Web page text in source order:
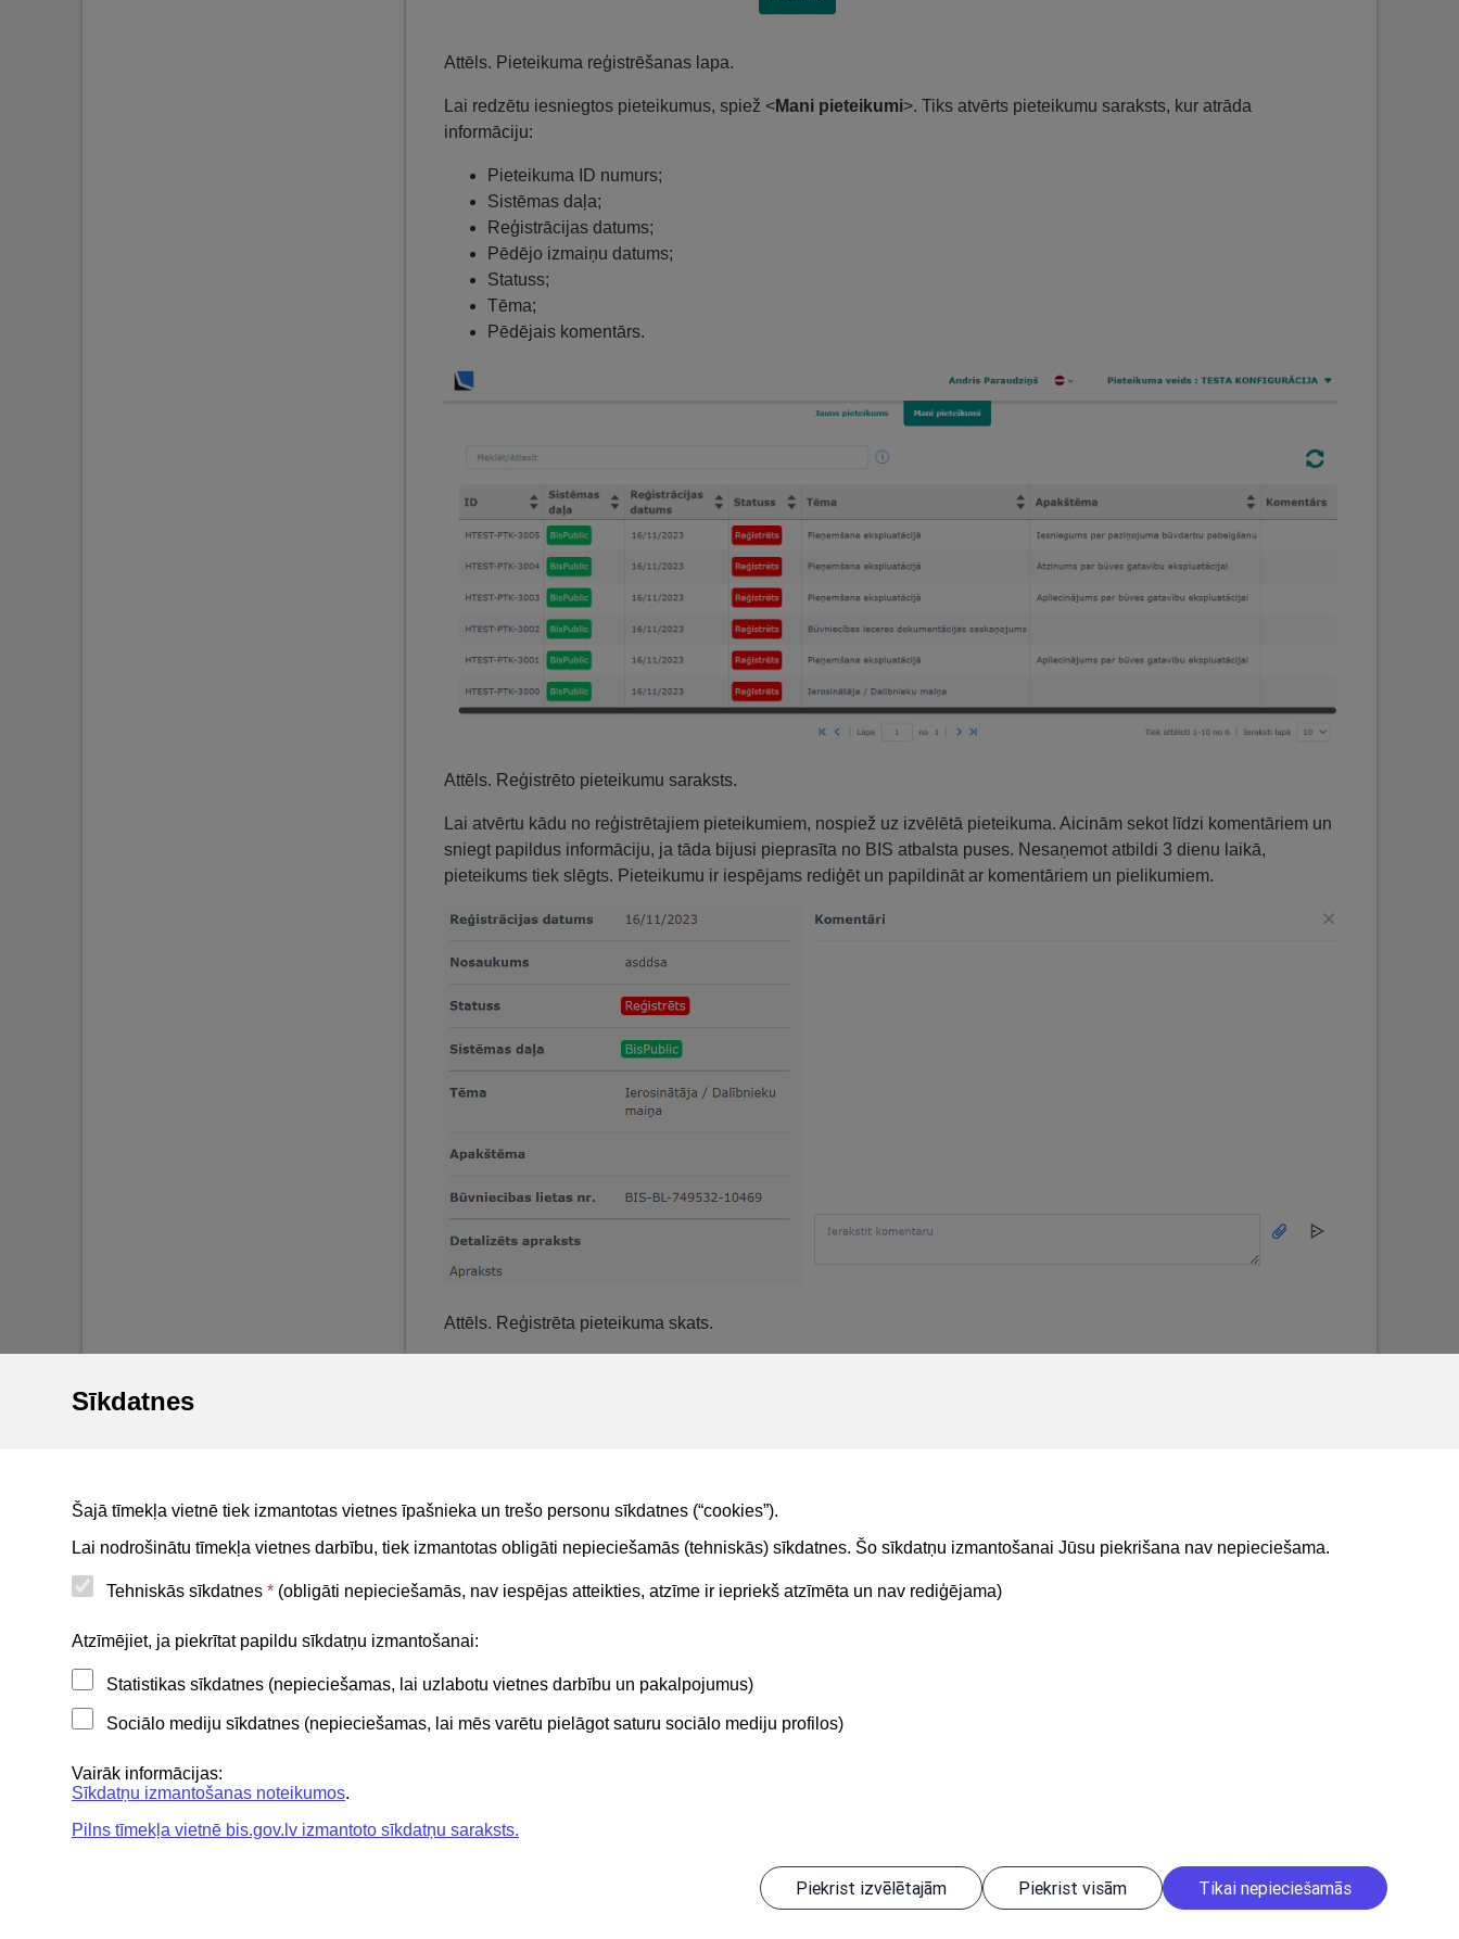
Sīkdatnes
Šajā tīmekļa vietnē tiek izmantotas vietnes īpašnieka un trešo personu sīkdatnes (“cookies”).
Lai nodrošinātu tīmekļa vietnes darbību, tiek izmantotas obligāti nepieciešamās (tehniskās) sīkdatnes. Šo sīkdatņu izmantošanai Jūsu piekrišana nav nepieciešama.
Tehniskās sīkdatnes * (obligāti nepieciešamās, nav iespējas atteikties, atzīme ir iepriekš atzīmēta un nav rediģējama)
Atzīmējiet, ja piekrītat papildu sīkdatņu izmantošanai:
Statistikas sīkdatnes (nepieciešamas, lai uzlabotu vietnes darbību un pakalpojumus)
Sociālo mediju sīkdatnes (nepieciešamas, lai mēs varētu pielāgot saturu sociālo mediju profilos)
Vairāk informācijas:
Sīkdatņu izmantošanas noteikumos.
Pilns tīmekļa vietnē bis.gov.lv izmantoto sīkdatņu saraksts.
Piekrist izvēlētajām Piekrist visām Tikai nepieciešamās
Attēls. Pieteikuma reģistrēšanas lapa.
Lai redzētu iesniegtos pieteikumus, spiež <Mani pieteikumi>. Tiks atvērts pieteikumu saraksts, kur atrāda
informāciju:
Pieteikuma ID numurs;
Sistēmas daļa;
Reģistrācijas datums;
Pēdējo izmaiņu datums;
Statuss;
Tēma;
Pēdējais komentārs.
Attēls. Reģistrēto pieteikumu saraksts.
Lai atvērtu kādu no reģistrētajiem pieteikumiem, nospiež uz izvēlētā pieteikuma. Aicinām sekot līdzi komentāriem un
sniegt papildus informāciju, ja tāda bijusi pieprasīta no BIS atbalsta puses. Nesaņemot atbildi ​3 dienu laikā,
pieteikums tiek slēgts. Pieteikumu ir iespējams rediģēt un papildināt ar komentāriem un pielikumiem.
Attēls. Reģistrēta pieteikuma skats.
Noderīgi
Privātuma politika
BIS lietošanas noteikumi
BIS atbalsta dienesta tālrunis:
Būvniecības valsts kontroles birojs | Informācijas pārpublicēšanas gadījumā atsauce uz Būvniecības informācijas sistēmu obligāta. | Build: 1bae2-C (20260806205642) (production)